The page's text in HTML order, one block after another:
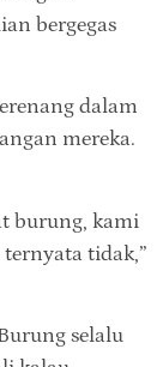
bergegas
dalam
mereka.
burung, kami
tidak,”
selalu